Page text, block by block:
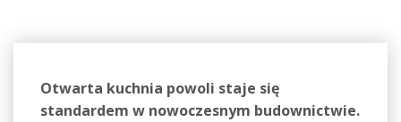
Otwarta kuchnia powoli staje się
standardem w nowoczesnym budownictwie.